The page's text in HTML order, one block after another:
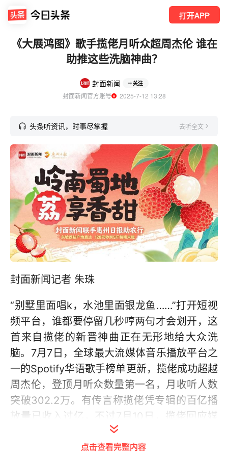
打开APP
《大展鸿图》歌手揽佬月听众超周杰伦 谁在
助推这些洗脑神曲？
封面新闻 关注
封面新闻官方账号
  2025-7-12 13:28
头条听资讯，时事尽掌握 去听全文
封面新闻记者 朱珠
“别墅里面唱k，水池里面银龙鱼……”打开短视
频平台，谁都要停留几秒哼两句才会划开，这
首来自揽佬的新晋神曲正在无形地给大众洗
脑。7月7日，全球最大流媒体音乐播放平台之
一的Spotify华语歌手榜单更新，揽佬成功超越
周杰伦，登顶月听众数量第一名，月收听人数
突破302.2万。有传言称揽佬凭专辑的百亿播
放量已收入过亿，不过7月10日，揽佬回应媒
体表示：“没有赚这么多钱。”
点击查看完整内容